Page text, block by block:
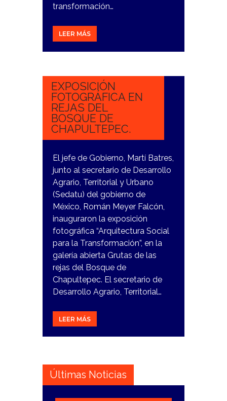
transformación…
LEER MÁS
1
EXPOSICIÓN
FOTOGRÁFICA EN
REJAS DEL
BOSQUE DE
CHAPULTEPEC.
El jefe de Gobierno, Martí Batres,
junto al secretario de Desarrollo
Agrario, Territorial y Urbano
(Sedatu) del gobierno de
México, Román Meyer Falcón,
inauguraron la exposición
fotográfica “Arquitectura Social
para la Transformación”, en la
galería abierta Grutas de las
rejas del Bosque de
Chapultepec. El secretario de
Desarrollo Agrario, Territorial…
LEER MÁS
Últimas Noticias